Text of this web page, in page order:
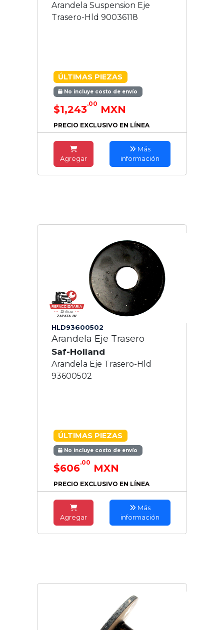
Arandela Suspension Eje
Trasero-Hld 90036118
ÚLTIMAS PIEZAS
No incluye costo de envío
$1,243.00 MXN
PRECIO EXCLUSIVO EN LÍNEA
Agregar
Más
información
HLD93600502
Arandela Eje Trasero
Saf-Holland
Arandela Eje Trasero-Hld
93600502
ÚLTIMAS PIEZAS
No incluye costo de envío
$606.00 MXN
PRECIO EXCLUSIVO EN LÍNEA
Agregar
Más
información